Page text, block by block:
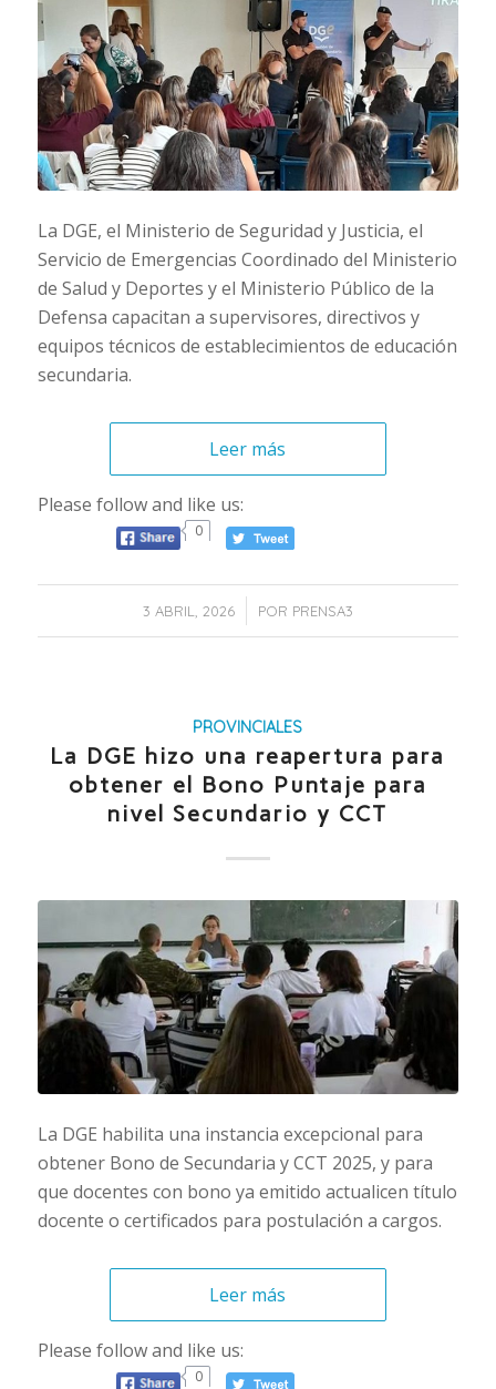
La DGE, el Ministerio de Seguridad y Justicia, el
Servicio de Emergencias Coordinado del Ministerio
de Salud y Deportes y el Ministerio Público de la
Defensa capacitan a supervisores, directivos y
equipos técnicos de establecimientos de educación
secundaria.
Leer más
Please follow and like us:
0
3 ABRIL, 2026
/ POR PRENSA3
PROVINCIALES
La DGE hizo una reapertura para
obtener el Bono Puntaje para
nivel Secundario y CCT
La DGE habilita una instancia excepcional para
obtener Bono de Secundaria y CCT 2025, y para
que docentes con bono ya emitido actualicen título
docente o certificados para postulación a cargos.
Leer más
Please follow and like us:
0